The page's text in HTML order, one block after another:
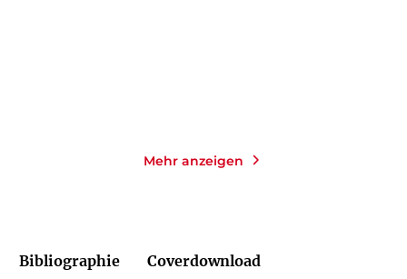
Mehr anzeigen
Bibliographie Coverdownload